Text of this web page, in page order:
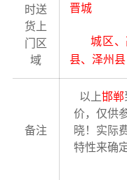
时送
货上
门区
域
晋城
城区、
县、泽州
备注
以上邯郸
价，仅供
晓！实际
特性来确